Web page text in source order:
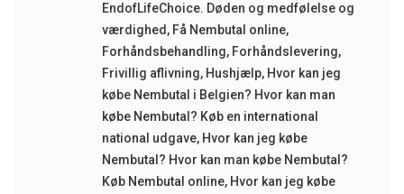
EndofLifeChoice. Døden og medfølelse og
værdighed , Få Nembutal online,
Forhåndsbehandling, Forhåndslevering,
Frivillig aflivning, Hushjælp, Hvor kan jeg
købe Nembutal i Belgien? Hvor kan man
købe Nembutal? Køb en international
national udgave, Hvor kan jeg købe
Nembutal? Hvor kan man købe Nembutal?
Køb Nembutal online, Hvor kan jeg købe